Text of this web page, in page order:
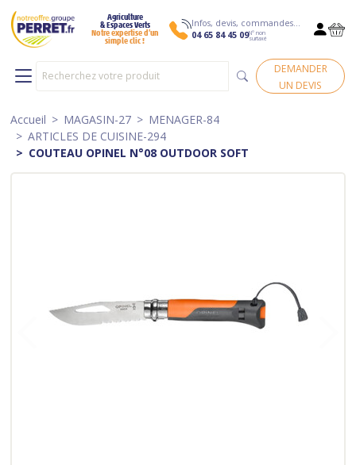
Agriculture
& Espaces Verts
Notre expertise d’un
simple clic !
Infos, devis, commandes…
04 65 84 45 09N° non
surtaxé
DEMANDER
UN DEVIS
Accueil MAGASIN-27
MENAGER-84
ARTICLES DE CUISINE-294
COUTEAU OPINEL N°08 OUTDOOR SOFT